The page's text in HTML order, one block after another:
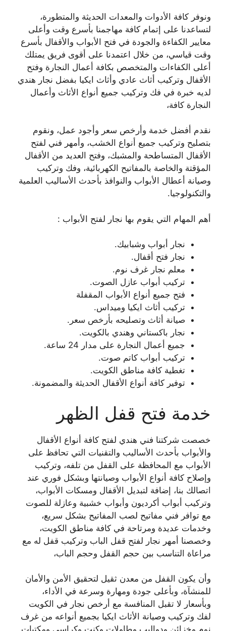
ونوفر كافة الأدوات والمعدات الحديثة والمتطورة،
لتساعدنا على إتمام كافة مهاجمنا بأسرع وقت وأعلى
معايير الكفاءة والجودة في فتح الأبواب والأقفال بأسرع
وقت قياسي، من خلال اعتمدنا على أقوى فريق يمتلك
أعلى الكفاءات والمتخصص بكافة أعمال النجارة وفتح
الأقفال وتركيب أثاث عادي وأثاث ايكيا بفضل نجار هندي
لديه خبرة في فك وتركيب جميع أنواع الأثاث وأعمال
النجارة كافة،
نقدم أفضل خدمة وأرخص سعر وأجود عمل، ونقوم
بتصليح وتركيب جميع أنواع الخشب، وأمهر فني لفتح
الأقفال المتساطحة والمشبك، وفتح العديد من الأقفال
المؤقتة والخاصة بالمفاتيح الكهربائية، وفك وتركيب
وصيانة أعطال الأبواب والنوافذ بأحدث الأساليب العلمية
والتكنولوجيا.
أهم المهام التي يقوم بها نجار لفتح الأبواب :
نجار أبواب وشبابيك.
نجار فتح أقفال.
معلم نجار غرف نوم.
تركيب أبواب عازل الصوت.
فتح جميع أنواع الأبواب المقفلة
تركيب أثاث ايكيا وميداس.
صيانة أثاث وتصليحه بأرخص سعر.
نجار باكستاني وهندي بالكويت.
جميع أعمال النجارة على مدار 24 ساعة.
تركيب أبواب كاتم صوت.
تغطية كافة مناطق الكويت.
توفير كافة أنواع الأقفال الحديثة والمضمونة.
خدمة فتح قفل الظهر
خصصت شركتنا فني هندي لفتح كافة أنواع الأقفال
والأبواب بأحدث الأساليب والتقنيات التي تحافظ على
الأبواب مع المحافظة على القفل من تلفه، وتركيب
وإصلاح كافة أنواع الأبواب وصيانتها وبشكل فوري عند
اتصالك بنا، إضافة لتبديل الأقفال ومسكات الأبواب،
وتركيب أبواب أكرديون وأبواب خشبية وعازلة للصوت
مع توافر فني مفاتيح لصب المفاتيح بشكل سريع،
وخدمات عديدة ومرتاحة في كافة مناطق الكويت،
وخصصنا أمهر نجار لفتح قفل الباب وتركيب قفل له مع
مراعاة التناسب بين حجم القفل وحجم الباب،
وأن يكون القفل من معدن ثقيل لتحقيق الأمن والأمان
للمنشآة، وبأعلى جودة ومهارة وسرعة في الأداء،
وبأسعار لا تقبل المنافسة مع أرخص نجار في الكويت
لفك وتركيب وصيانة الأثاث ايكيا بجميع أنواعه من غرف